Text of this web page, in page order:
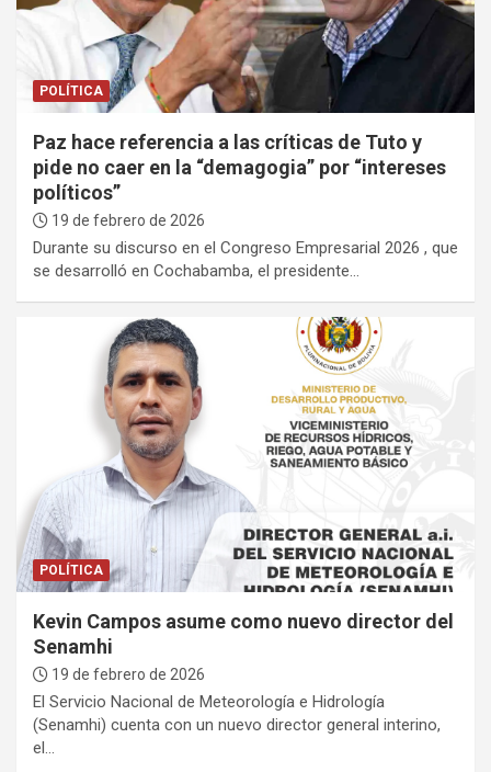
:
POLÍTICA
Paz hace referencia a las críticas de Tuto y
pide no caer en la “demagogia” por “intereses
políticos”
19 de febrero de 2026
Durante su discurso en el Congreso Empresarial 2026 , que
se desarrolló en Cochabamba, el presidente…
POLÍTICA
Kevin Campos asume como nuevo director del
Senamhi
19 de febrero de 2026
El Servicio Nacional de Meteorología e Hidrología
(Senamhi) cuenta con un nuevo director general interino,
el…